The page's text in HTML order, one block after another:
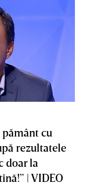
pământ cu
rezultatele
doar la
| VIDEO